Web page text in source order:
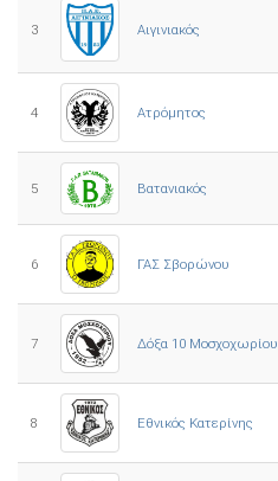
3 Αιγινιακός
4 Ατρόμητος
5 Βατανιακός
6 ΓΑΣ Σβορώνου
7 Δόξα 10 Μοσχοχωρίου
8 Εθνικός Κατερίνης